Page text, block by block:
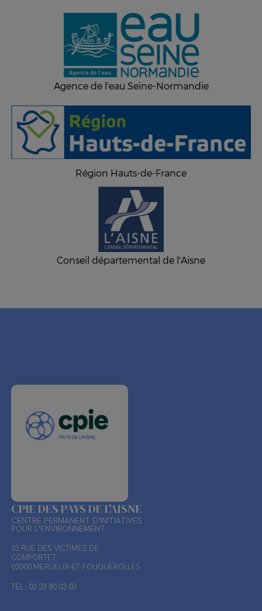
Agence de l'eau Seine-Normandie
Région Hauts-de-France
Conseil départemental de l'Aisne
CPIE DES PAYS DE L'AISNE
CENTRE PERMANENT D'INITIATIVES
POUR L'ENVIRONNEMENT
33 RUE DES VICTIMES DE
COMPORTET
02000 MERLIEUX-ET-FOUQUEROLLES
TEL : 03 23 80 03 03